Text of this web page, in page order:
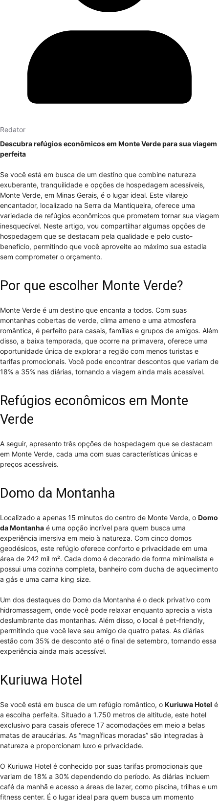
Redator
Descubra refúgios econômicos em Monte Verde para sua viagem
perfeita
Se você está em busca de um destino que combine natureza
exuberante, tranquilidade e opções de hospedagem acessíveis,
Monte Verde, em Minas Gerais, é o lugar ideal. Este vilarejo
encantador, localizado na Serra da Mantiqueira, oferece uma
variedade de refúgios econômicos que prometem tornar sua viagem
inesquecível. Neste artigo, vou compartilhar algumas opções de
hospedagem que se destacam pela qualidade e pelo custo-
benefício, permitindo que você aproveite ao máximo sua estadia
sem comprometer o orçamento.
Por que escolher Monte Verde?
Monte Verde é um destino que encanta a todos. Com suas
montanhas cobertas de verde, clima ameno e uma atmosfera
romântica, é perfeito para casais, famílias e grupos de amigos. Além
disso, a baixa temporada, que ocorre na primavera, oferece uma
oportunidade única de explorar a região com menos turistas e
tarifas promocionais. Você pode encontrar descontos que variam de
18% a 35% nas diárias, tornando a viagem ainda mais acessível.
Refúgios econômicos em Monte
Verde
A seguir, apresento três opções de hospedagem que se destacam
em Monte Verde, cada uma com suas características únicas e
preços acessíveis.
Domo da Montanha
Localizado a apenas 15 minutos do centro de Monte Verde, o Domo
da Montanha é uma opção incrível para quem busca uma
experiência imersiva em meio à natureza. Com cinco domos
geodésicos, este refúgio oferece conforto e privacidade em uma
área de 242 mil m². Cada domo é decorado de forma minimalista e
possui uma cozinha completa, banheiro com ducha de aquecimento
a gás e uma cama king size.
Um dos destaques do Domo da Montanha é o deck privativo com
hidromassagem, onde você pode relaxar enquanto aprecia a vista
deslumbrante das montanhas. Além disso, o local é pet-friendly,
permitindo que você leve seu amigo de quatro patas. As diárias
estão com 35% de desconto até o final de setembro, tornando essa
experiência ainda mais acessível.
Kuriuwa Hotel
Se você está em busca de um refúgio romântico, o Kuriuwa Hotel é
a escolha perfeita. Situado a 1.750 metros de altitude, este hotel
exclusivo para casais oferece 17 acomodações em meio a belas
matas de araucárias. As “magníficas moradas” são integradas à
natureza e proporcionam luxo e privacidade.
O Kuriuwa Hotel é conhecido por suas tarifas promocionais que
variam de 18% a 30% dependendo do período. As diárias incluem
café da manhã e acesso a áreas de lazer, como piscina, trilhas e um
fitness center. É o lugar ideal para quem busca um momento